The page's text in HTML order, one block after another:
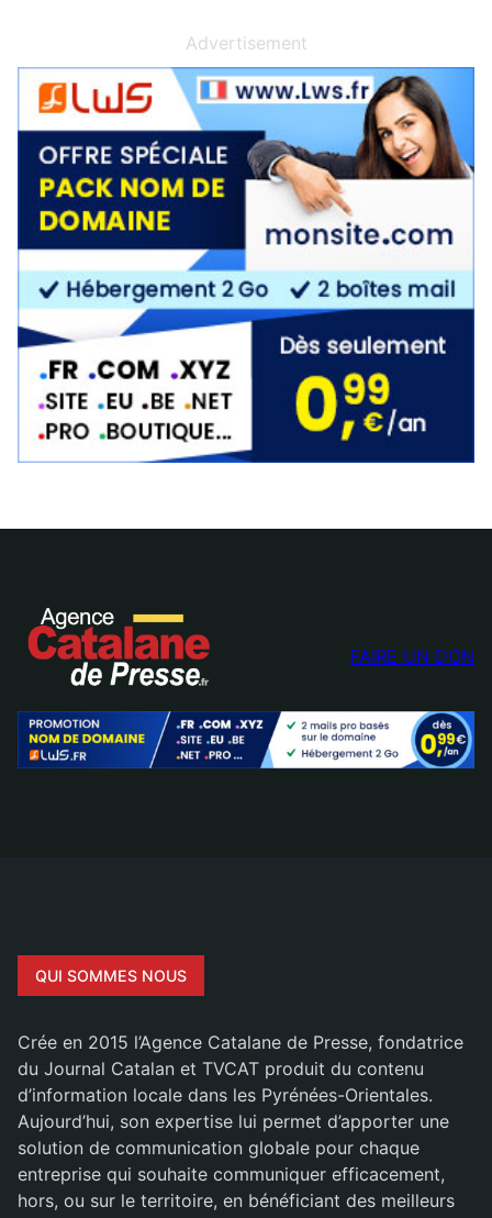
Advertisement
FAIRE UN DON
QUI SOMMES NOUS
Crée en 2015 l’Agence Catalane de Presse, fondatrice
du Journal Catalan et TVCAT produit du contenu
d’information locale dans les Pyrénées-Orientales.
Aujourd’hui, son expertise lui permet d’apporter une
solution de communication globale pour chaque
entreprise qui souhaite communiquer efficacement,
hors, ou sur le territoire, en bénéficiant des meilleurs